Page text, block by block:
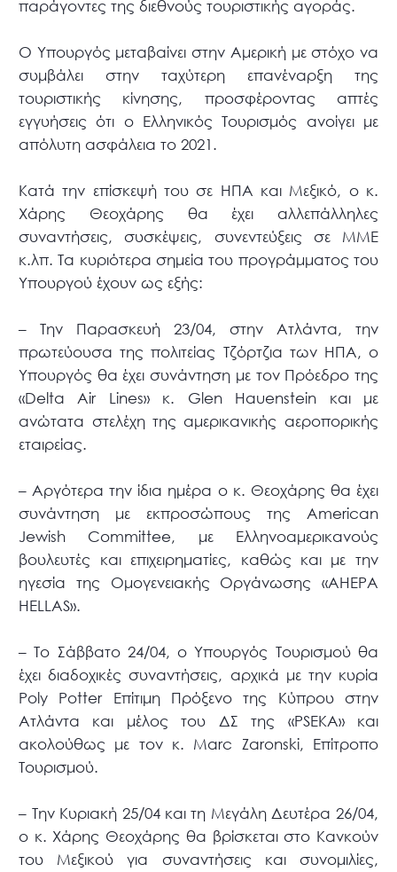
παράγοντες της διεθνούς τουριστικής αγοράς.
Ο Υπουργός μεταβαίνει στην Αμερική με στόχο να
συμβάλει στην ταχύτερη επανέναρξη της
τουριστικής κίνησης, προσφέροντας απτές
εγγυήσεις ότι ο Ελληνικός Τουρισμός ανοίγει με
απόλυτη ασφάλεια το 2021.
Κατά την επίσκεψή του σε ΗΠΑ και Μεξικό, ο κ.
Χάρης Θεοχάρης θα έχει αλλεπάλληλες
συναντήσεις, συσκέψεις, συνεντεύξεις σε ΜΜΕ
κ.λπ. Τα κυριότερα σημεία του προγράμματος του
Υπουργού έχουν ως εξής:
– Την Παρασκευή 23/04, στην Ατλάντα, την
πρωτεύουσα της πολιτείας Τζόρτζια των ΗΠΑ, ο
Υπουργός θα έχει συνάντηση με τον Πρόεδρο της
«Delta Air Lines» κ. Glen Hauenstein και με
ανώτατα στελέχη της αμερικανικής αεροπορικής
εταιρείας.
– Αργότερα την ίδια ημέρα ο κ. Θεοχάρης θα έχει
συνάντηση με εκπροσώπους της American
Jewish Committee, με Ελληνοαμερικανούς
βουλευτές και επιχειρηματίες, καθώς και με την
ηγεσία της Ομογενειακής Οργάνωσης «AHEPA
HELLAS».
– Το Σάββατο 24/04, ο Υπουργός Τουρισμού θα
έχει διαδοχικές συναντήσεις, αρχικά με την κυρία
Poly Potter Επίτιμη Πρόξενο της Κύπρου στην
Ατλάντα και μέλος του ΔΣ της «PSEKA» και
ακολούθως με τον κ. Marc Zaronski, Επίτροπο
Τουρισμού.
– Την Κυριακή 25/04 και τη Μεγάλη Δευτέρα 26/04,
ο κ. Χάρης Θεοχάρης θα βρίσκεται στο Κανκούν
του Μεξικού για συναντήσεις και συνομιλίες,